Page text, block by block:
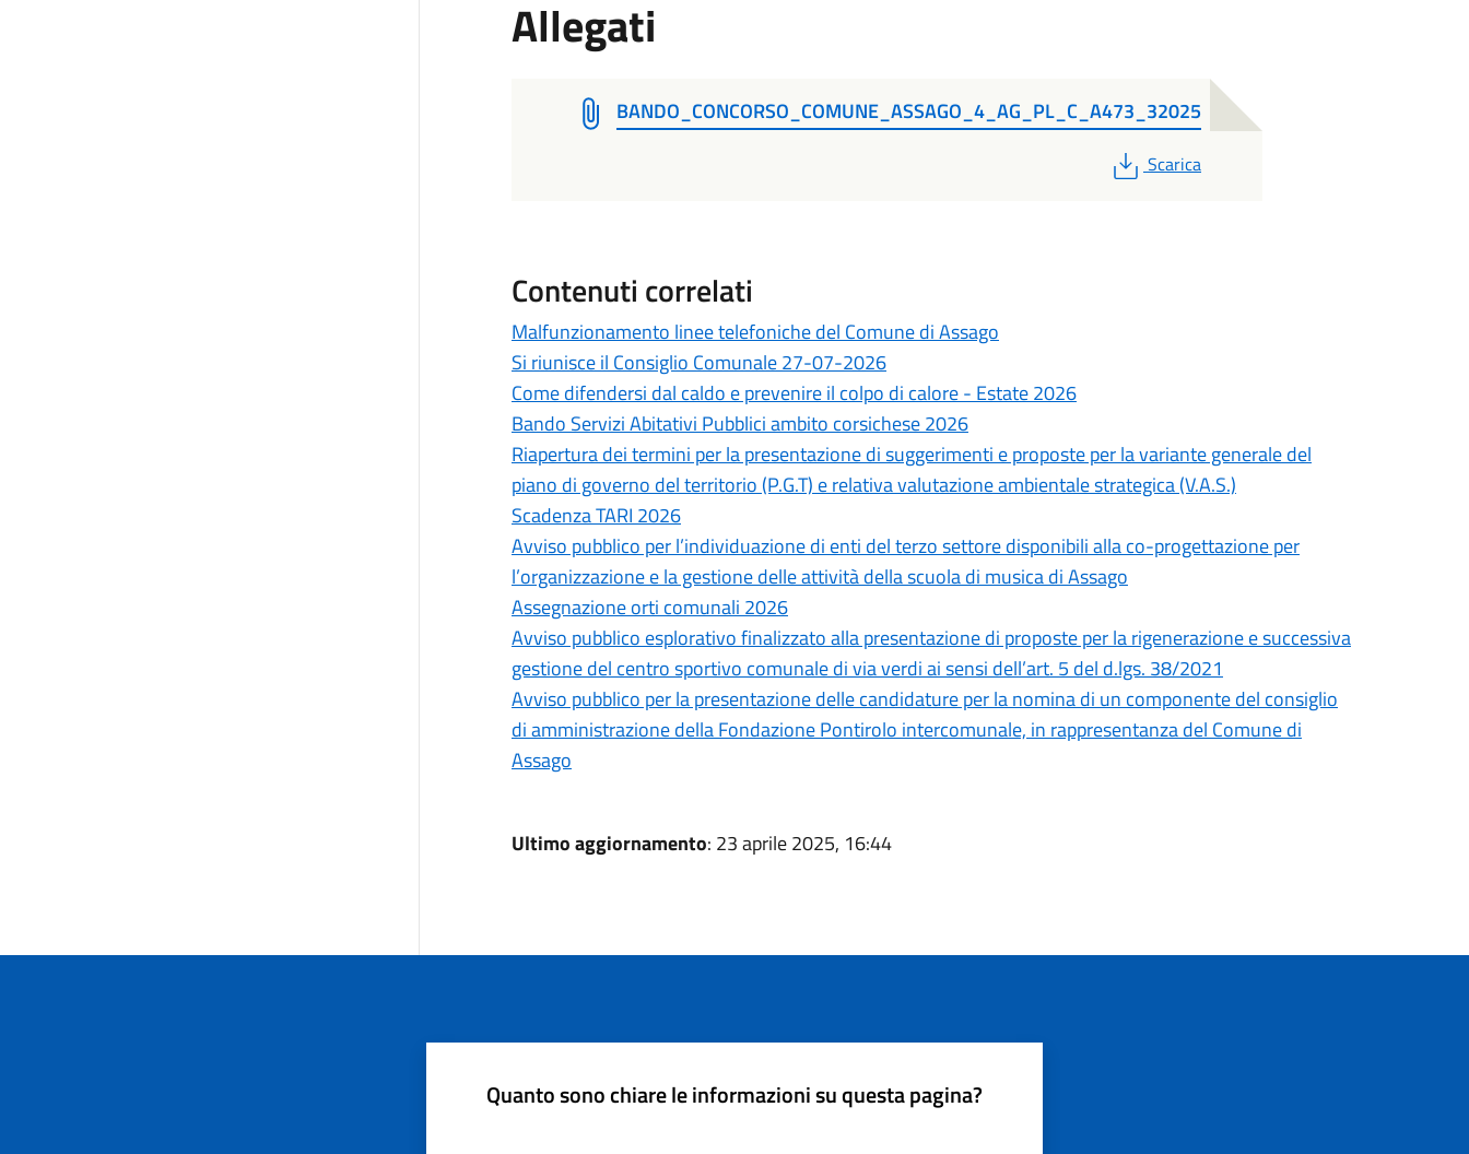
Allegati
BANDO_CONCORSO_COMUNE_ASSAGO_4_AG_PL_C_A473_32025
PDF
Scarica
Contenuti correlati
Malfunzionamento linee telefoniche del Comune di Assago
Si riunisce il Consiglio Comunale 27-07-2026
Come difendersi dal caldo e prevenire il colpo di calore - Estate 2026
Bando Servizi Abitativi Pubblici ambito corsichese 2026
Riapertura dei termini per la presentazione di suggerimenti e proposte per la variante generale del
piano di governo del territorio (P.G.T) e relativa valutazione ambientale strategica (V.A.S.)
Scadenza TARI 2026
Avviso pubblico per l’individuazione di enti del terzo settore disponibili alla co-progettazione per
l’organizzazione e la gestione delle attività della scuola di musica di Assago
Assegnazione orti comunali 2026
Avviso pubblico esplorativo finalizzato alla presentazione di proposte per la rigenerazione e successiva
gestione del centro sportivo comunale di via verdi ai sensi dell’art. 5 del d.lgs. 38/2021
Avviso pubblico per la presentazione delle candidature per la nomina di un componente del consiglio
di amministrazione della Fondazione Pontirolo intercomunale, in rappresentanza del Comune di
Assago
Ultimo aggiornamento: 23 aprile 2025, 16:44
Quanto sono chiare le informazioni su questa pagina?